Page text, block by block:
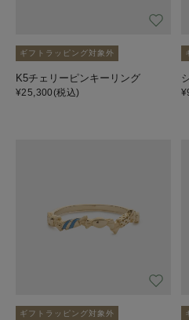
ギフトラッピング対象外
K5チェリーピンキーリング
¥25,300(税込)
ギフトラッピング対象外